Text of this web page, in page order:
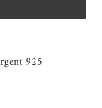
925